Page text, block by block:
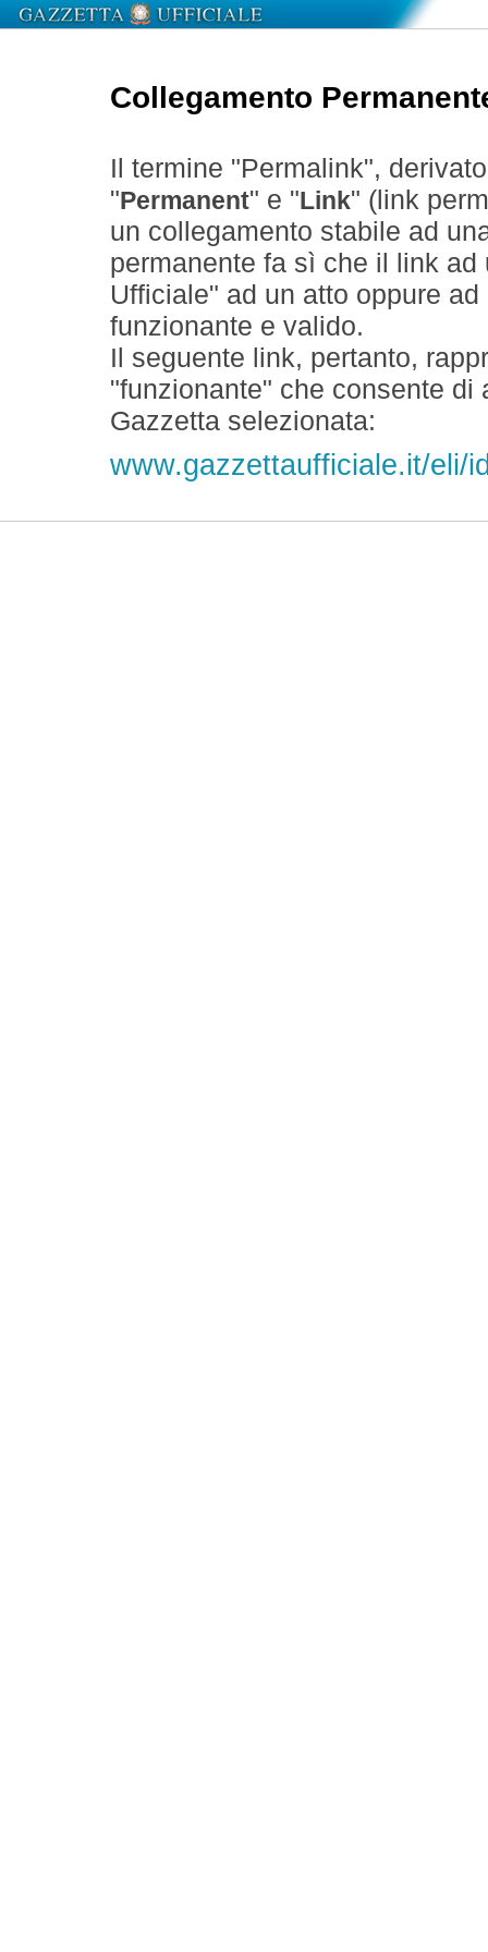
Collegamento
Il termine "Permalink",
" Permanent" e " Link" (link
un collegamento stabile ad
permanente fa sì che il link
Ufficiale" ad un atto oppure
funzionante e valido.
Il seguente link, pertanto,
"funzionante" che consente
Gazzetta selezionata:
www.gazzettaufficiale.it/eli/